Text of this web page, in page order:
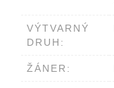
VÝTVARNÝ
DRUH:
ŽÁNER: